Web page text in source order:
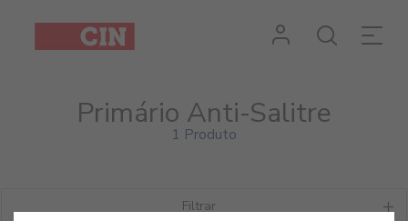
Primário Anti-Salitre
1 Produto
Filtrar